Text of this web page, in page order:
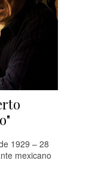
1929 – 28
mexicano